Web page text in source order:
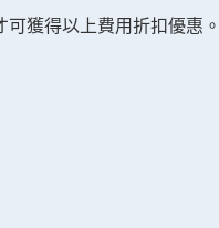
獲得以上費用折扣優惠。